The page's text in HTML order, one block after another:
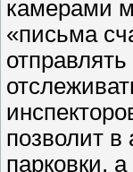
камерами
«письма
позволит
парковки,